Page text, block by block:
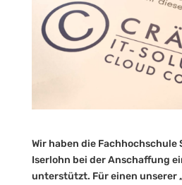
Wir haben die Fachhochschule
Iserlohn bei der Anschaffung
unterstützt. Für einen unserer